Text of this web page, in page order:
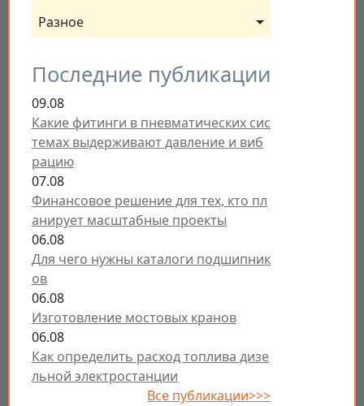
Разное
Последние публикации
09.08
Какие фитинги в пневматических сис
темах выдерживают давление и виб
рацию
07.08
Финансовое решение для тех, кто пл
анирует масштабные проекты
06.08
Для чего нужны каталоги подшипник
ов
06.08
Изготовление мостовых кранов
06.08
Как определить расход топлива дизе
льной электростанции
Все публикации>>>